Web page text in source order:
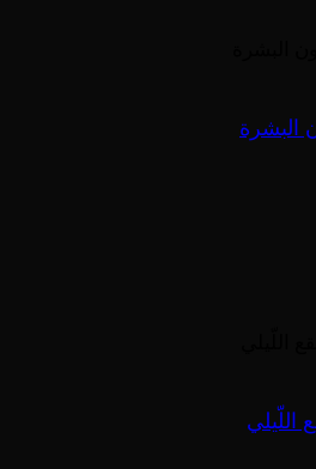
البشرة
اللّيلي